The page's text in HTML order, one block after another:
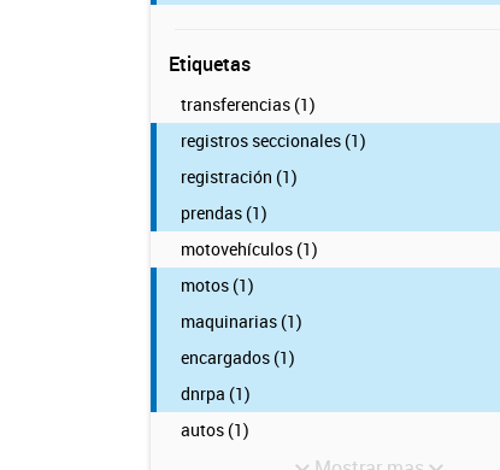
Etiquetas
transferencias (1)
registros seccionales (1)
registración (1)
prendas (1)
motovehículos (1)
motos (1)
maquinarias (1)
encargados (1)
dnrpa (1)
autos (1)